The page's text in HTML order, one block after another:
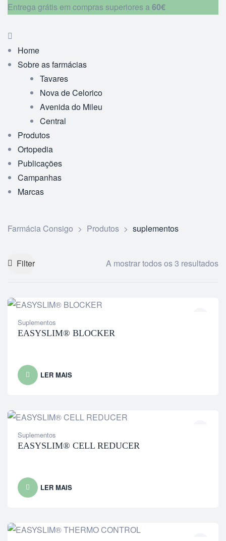
Entrega grátis em compras superiores a60€
Home
Sobre as farmácias
Tavares
Nova de Celorico
Avenida do Mileu
Central
Produtos
Ortopedia
Publicações
Campanhas
Marcas
Farmácia Consigo > Produtos > suplementos
Filter A mostrar todos os 3 resultados
Suplementos
EASYSLIM® BLOCKER
LER MAIS
Suplementos
EASYSLIM® CELL REDUCER
LER MAIS